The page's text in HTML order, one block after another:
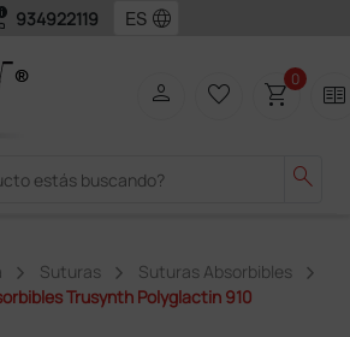
934922119 language
search
person favorite_border shopping_cart0 two_pager
Suturas
Suturas Absorbibles
Trusynth Polyglactin 910